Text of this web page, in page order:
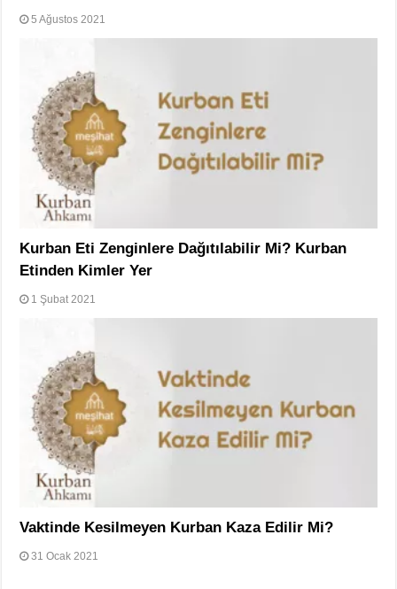
5 Ağustos 2021
Kurban Eti Zenginlere Dağıtılabilir Mi? Kurban
Etinden Kimler Yer
1 Şubat 2021
Vaktinde Kesilmeyen Kurban Kaza Edilir Mi?
31 Ocak 2021